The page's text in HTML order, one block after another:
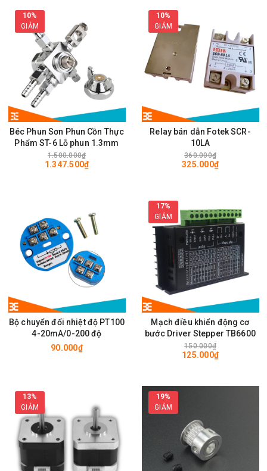
10%
GIẢM
Béc Phun Sơn Phun Cồn Thực
Phẩm ST-6 Lỗ phun 1.3mm
1.500.000₫
1.347.500₫
10%
GIẢM
Relay bán dẫn Fotek SCR-
10LA
360.000₫
325.000₫
Bộ chuyển đổi nhiệt độ PT100
4-20mA/0-200 độ
90.000₫
17%
GIẢM
Mạch điều khiển động cơ
bước Driver Stepper TB6600
150.000₫
125.000₫
13%
GIẢM
19%
GIẢM